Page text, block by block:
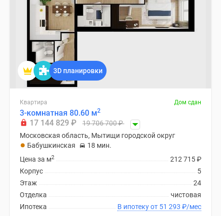
3D планировки
Квартира Дом сдан
3-комнатная 80.60 м2
17 144 829 ₽ 19 706 700₽
Московская область, Мытищи городской округ
Бабушкинская
18 мин.
212 715₽
Цена за м2
5
Корпус
24
Этаж
чистовая
Отделка
В ипотеку от 51 293 ₽/мес
Ипотека